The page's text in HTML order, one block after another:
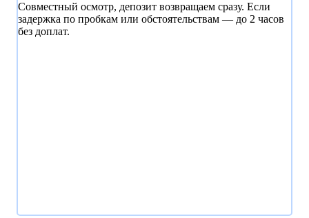
Совместный осмотр, депозит возвращаем сразу. Если
задержка по пробкам или обстоятельствам — до 2 часов
без доплат.